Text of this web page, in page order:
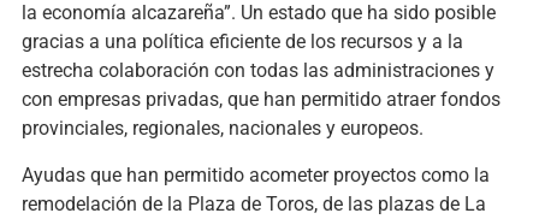
la economía alcazareña”. Un estado que ha sido posible
gracias a una política eficiente de los recursos y a la
estrecha colaboración con todas las administraciones y
con empresas privadas, que han permitido atraer fondos
provinciales, regionales, nacionales y europeos.
Ayudas que han permitido acometer proyectos como la
remodelación de la Plaza de Toros, de las plazas de La